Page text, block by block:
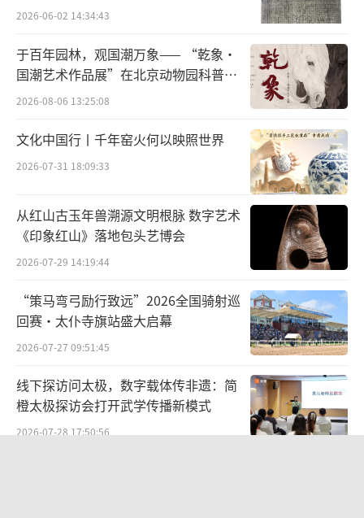
我国为这辆记里鼓车出版过专属的邮票
看到这里是不是感觉和现代计程车有异曲
同工之妙？
其实，计程车就是由这样一种计算公里数
的交通工具演变而来的。
不过，令人惋惜的是，记里鼓车多用于皇
2026-06-02 14:34:43
于百年园林，观国潮万象—— “乾象·
国潮艺术作品展”在北京动物园科普馆
机动展厅开展
2026-08-06 13:25:08
文化中国行丨千年窑火何以映照世界
2026-07-31 18:09:33
从红山古玉年兽溯源文明根脉 数字艺术
《印象红山》落地包头艺博会
2026-07-29 14:19:44
“策马弯弓励行致远”2026全国骑射巡
回赛·太仆寺旗站盛大启幕
2026-07-27 09:51:45
线下探访问太极，数字载体传非遗：简
橙太极探访会打开武学传播新模式
2026-07-28 17:50:56